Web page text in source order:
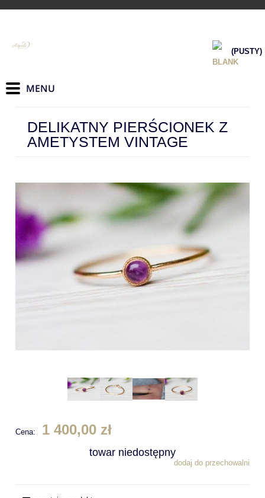
(PUSTY)
DELIKATNY PIERŚCIONEK Z
AMETYSTEM VINTAGE
Cena: 1 400,00 zł
towar niedostępny
dodaj do przechowalni